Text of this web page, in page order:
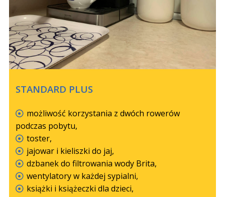
STANDARD PLUS
możliwość korzystania z dwóch rowerów
podczas pobytu,
toster,
jajowar i kieliszki do jaj,
dzbanek do filtrowania wody Brita,
wentylatory w każdej sypialni,
książki i książeczki dla dzieci,